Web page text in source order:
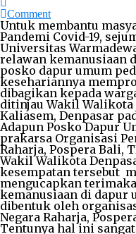
Comment
Untuk membantu
Pandemi Covid-19,
Universitas
relawan kemanusiaan
posko dapur umum
kesehariannya
dibagikan kepada
ditinjau Wakil Walikota
Kaliasem, Denpasar
Adapun Posko Dapur
prakarsa Organisasi
Raharja, Pospera Bali,
Wakil Walikota
kesempatan tersebut
mengucapkan
kemanusiaan di dapur
dibentuk oleh
Negara Raharja,
Tentunya hal ini